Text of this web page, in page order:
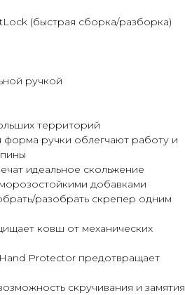
(быстрая сборка/разборка)
ручкой
территорий
ручки облегчают работу и
идеальное скольжение
добавками
разобрать скрепер одним
ковш от механических
Protector предотвращает
скручивания и замятия